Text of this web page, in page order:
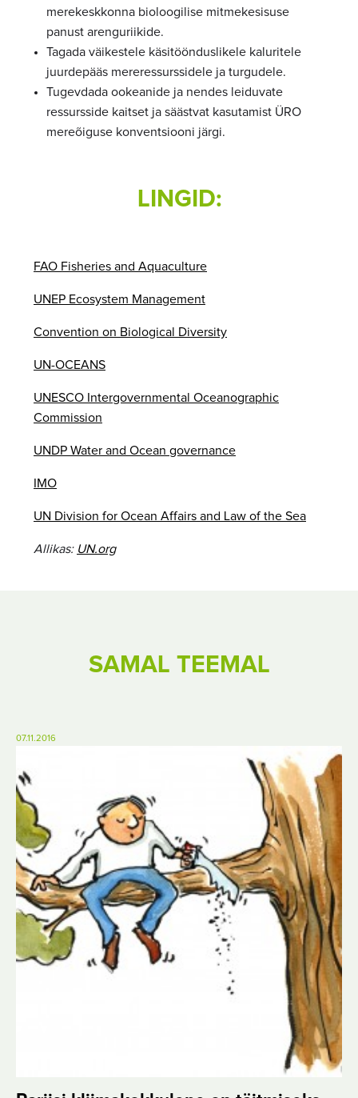
merekeskkonna bioloogilise mitmekesisuse
panust arenguriikide.
Tagada väikestele käsitöönduslikele kaluritele
juurdepääs mereressurssidele ja turgudele.
Tugevdada ookeanide ja nendes leiduvate
ressursside kaitset ja säästvat kasutamist ÜRO
mereõiguse konventsiooni järgi.
LINGID:
FAO Fisheries and Aquaculture
UNEP Ecosystem Management
Convention on Biological Diversity
UN-OCEANS
UNESCO Intergovernmental Oceanographic
Commission
UNDP Water and Ocean governance
IMO
UN Division for Ocean Affairs and Law of the Sea
Allikas: UN.org
SAMAL TEEMAL
07.11.2016